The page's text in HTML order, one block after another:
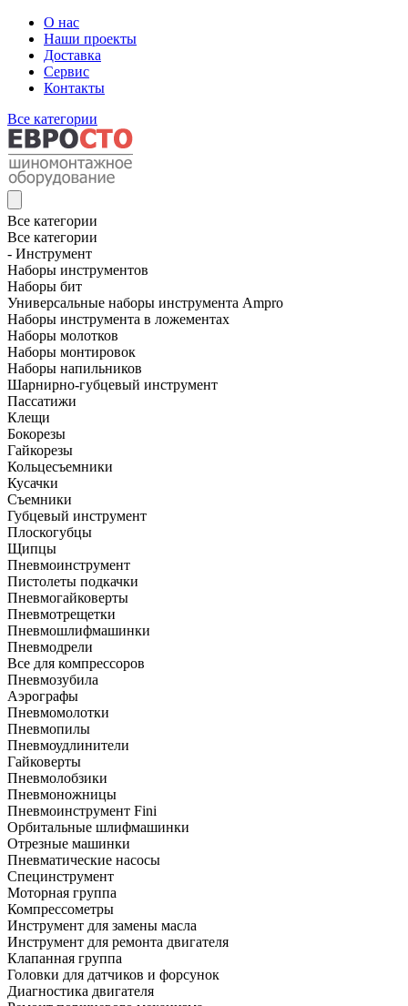
О нас
Наши проекты
Доставка
Сервис
Контакты
Все категории
Все категории
Все категории
- Инструмент
Наборы инструментов
Наборы бит
Универсальные наборы инструмента Ampro
Наборы инструмента в ложементах
Наборы молотков
Наборы монтировок
Наборы напильников
Шарнирно-губцевый инструмент
Пассатижи
Клещи
Бокорезы
Гайкорезы
Кольцесъемники
Кусачки
Съемники
Губцевый инструмент
Плоскогубцы
Щипцы
Пневмоинструмент
Пистолеты подкачки
Пневмогайковерты
Пневмотрещетки
Пневмошлифмашинки
Пневмодрели
Все для компрессоров
Пневмозубила
Аэрографы
Пневмомолотки
Пневмопилы
Пневмоудлинители
Гайковерты
Пневмолобзики
Пневмоножницы
Пневмоинструмент Fini
Орбитальные шлифмашинки
Отрезные машинки
Пневматические насосы
Специнструмент
Моторная группа
Компрессометры
Инструмент для замены масла
Инструмент для ремонта двигателя
Клапанная группа
Головки для датчиков и форсунок
Диагностика двигателя